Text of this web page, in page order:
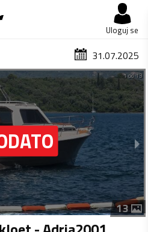
Uloguj se
31.07.2025
1 od 13
13